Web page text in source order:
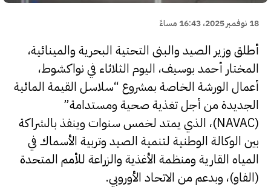
18 نوفمبر 2025، 16:43 مساءً
أطلق وزير الصيد والبنى التحتية البحرية والمينائية،
المختار أحمد بوسيف، اليوم الثلاثاء في نواكشوط،
أعمال الورشة الخاصة بمشروع “سلاسل القيمة المائية
الجديدة من أجل تغذية صحية ومستدامة”
(NAVAC)، الذي يمتد لخمس سنوات وينفذ بالشراكة
بين الوكالة الوطنية لتنمية الصيد وتربية الأسماك في
المياه القارية ومنظمة الأغذية والزراعة للأمم المتحدة
(الفاو)، وبدعم من الاتحاد الأوروبي.